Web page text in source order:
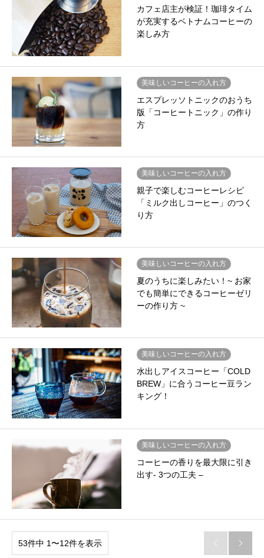
カフェ店主が検証！珈琲タイム
が充実するベトナムコーヒーの
楽しみ方
美味しいコーヒーの入れ方
エスプレッソトニックのおうち
版「コーヒートニック」の作り
方
美味しいコーヒーの入れ方
親子で楽しむコーヒーレシピ
「ミルク出しコーヒー」のつく
り方
美味しいコーヒーの入れ方
夏のうちに楽しみたい！~ お家
でも簡単にできるコーヒーゼリ
ーの作り方 ~
美味しいコーヒーの入れ方
水出しアイスコーヒー「COLD
BREW」に合うコーヒー豆ラン
キング！
美味しいコーヒーの入れ方
コーヒーの香りを最大限に引き
出す- 3つの工夫 –
53件中 1〜12件を表示  